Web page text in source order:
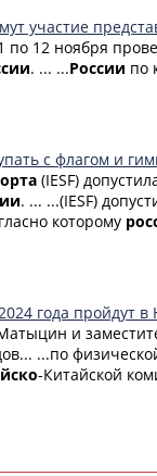
участие
по 12 ноября
. ... ...России по
с флагом и
(IESF)
. ... ...(IESF)
которому
года пройдут
и
...по
-Китайской